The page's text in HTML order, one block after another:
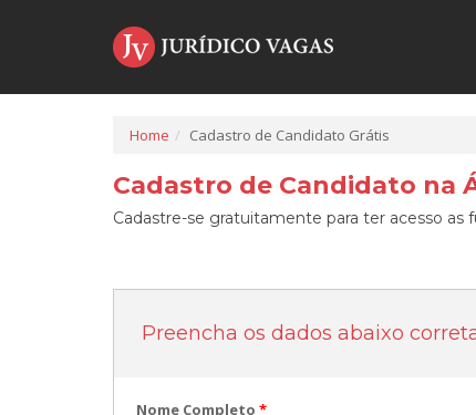
Home Cadastro de Candidato Grátis
Cadastro de Candidato na
Cadastre-se gratuitamente para ter acesso as
Preencha os dados abaixo
Nome Completo *